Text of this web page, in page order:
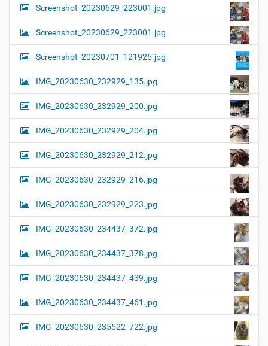
Screenshot_20230629_223001.jpg
Screenshot_20230629_223001.jpg
Screenshot_20230701_121925.jpg
IMG_20230630_232929_135.jpg
IMG_20230630_232929_200.jpg
IMG_20230630_232929_204.jpg
IMG_20230630_232929_212.jpg
IMG_20230630_232929_216.jpg
IMG_20230630_232929_223.jpg
IMG_20230630_234437_372.jpg
IMG_20230630_234437_378.jpg
IMG_20230630_234437_439.jpg
IMG_20230630_234437_461.jpg
IMG_20230630_235522_722.jpg